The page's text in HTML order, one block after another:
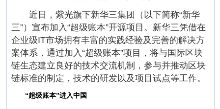
近日，紫光旗下新华三集团（以下简称“新华
三”）宣布加入“超级账本”开源项目。新华三凭借在
企业级IT市场拥有丰富的实践经验及完善的解决方
案体系，通过加入“超级账本”项目，将与国际区块
链生态建立良好的技术交流机制，参与并推动区块
链标准的制定，技术的研发以及项目试点等工作。
“超级账本”进入中国